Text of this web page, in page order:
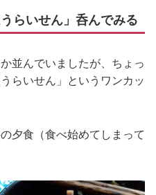
らいせん」呑んでみる
並んでいましたが、ちょっ
らいせん」というワンカッ
夕食（食べ始めてしまって